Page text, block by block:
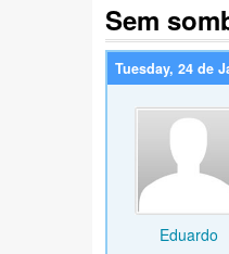
Sem
Tuesday, 24 de
Eduardo